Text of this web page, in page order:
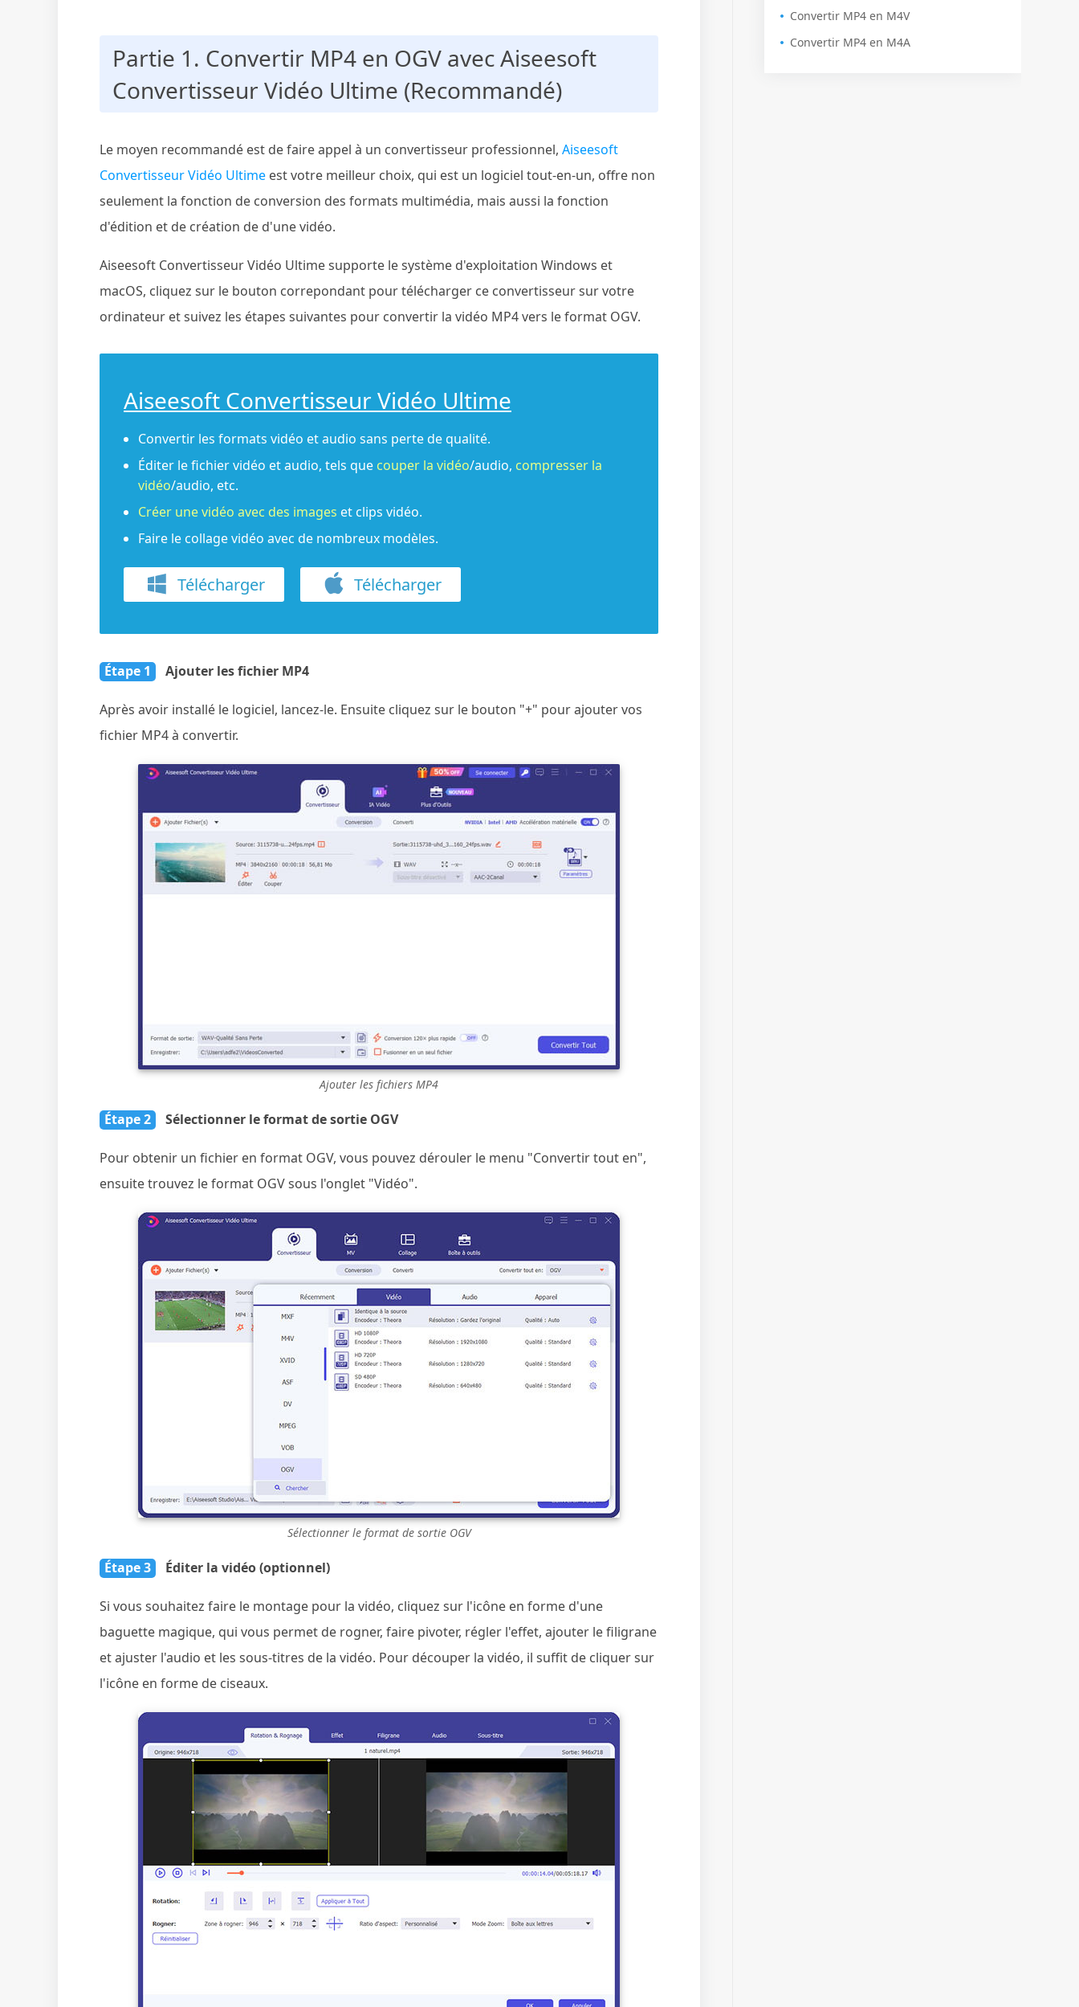
Convertir MP4 en M4V
Convertir MP4 en M4A
Partie 1. Convertir MP4 en OGV avec Aiseesoft
Convertisseur Vidéo Ultime (Recommandé)
Le moyen recommandé est de faire appel à un convertisseur professionnel, Aiseesoft
Convertisseur Vidéo Ultime est votre meilleur choix, qui est un logiciel tout-en-un, offre non
seulement la fonction de conversion des formats multimédia, mais aussi la fonction
d'édition et de création de d'une vidéo.
Aiseesoft Convertisseur Vidéo Ultime supporte le système d'exploitation Windows et
macOS, cliquez sur le bouton correpondant pour télécharger ce convertisseur sur votre
ordinateur et suivez les étapes suivantes pour convertir la vidéo MP4 vers le format OGV.
Aiseesoft Convertisseur Vidéo Ultime
Convertir les formats vidéo et audio sans perte de qualité.
Éditer le fichier vidéo et audio, tels que couper la vidéo/audio, compresser la
vidéo/audio, etc.
Créer une vidéo avec des images et clips vidéo.
Faire le collage vidéo avec de nombreux modèles.
Télécharger Télécharger
Étape 1 Ajouter les fichier MP4
Après avoir installé le logiciel, lancez-le. Ensuite cliquez sur le bouton "+" pour ajouter vos
fichier MP4 à convertir.
Ajouter les fichiers MP4
Étape 2 Sélectionner le format de sortie OGV
Pour obtenir un fichier en format OGV, vous pouvez dérouler le menu "Convertir tout en",
ensuite trouvez le format OGV sous l'onglet "Vidéo".
Sélectionner le format de sortie OGV
Étape 3 Éditer la vidéo (optionnel)
Si vous souhaitez faire le montage pour la vidéo, cliquez sur l'icône en forme d'une
baguette magique, qui vous permet de rogner, faire pivoter, régler l'effet, ajouter le filigrane
et ajuster l'audio et les sous-titres de la vidéo. Pour découper la vidéo, il suffit de cliquer sur
l'icône en forme de ciseaux.